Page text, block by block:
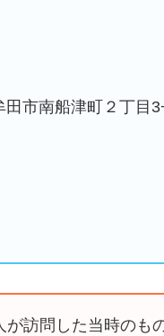
田市南船津町２丁目
訪問した当時のも